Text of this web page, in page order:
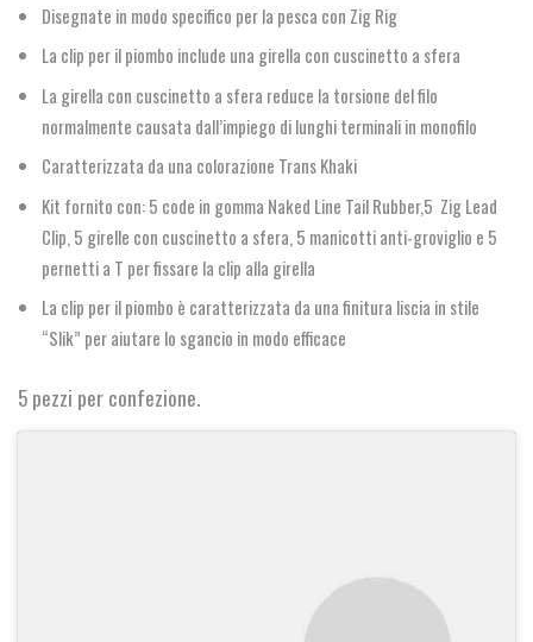
Trans
Khaki
Disegnate in modo specifico per la pesca con Zig Rig
La clip per il piombo include una girella con cuscinetto a sfera
La girella con cuscinetto a sfera reduce la torsione del filo
normalmente causata dall’impiego di lunghi terminali in monofilo
Caratterizzata da una colorazione Trans Khaki
Kit fornito con: 5 code in gomma Naked Line Tail Rubber,5 Zig Lead
Clip, 5 girelle con cuscinetto a sfera, 5 manicotti anti-groviglio e 5
pernetti a T per fissare la clip alla girella
La clip per il piombo è caratterizzata da una finitura liscia in stile
“Slik” per aiutare lo sgancio in modo efficace
5 pezzi per confezione.